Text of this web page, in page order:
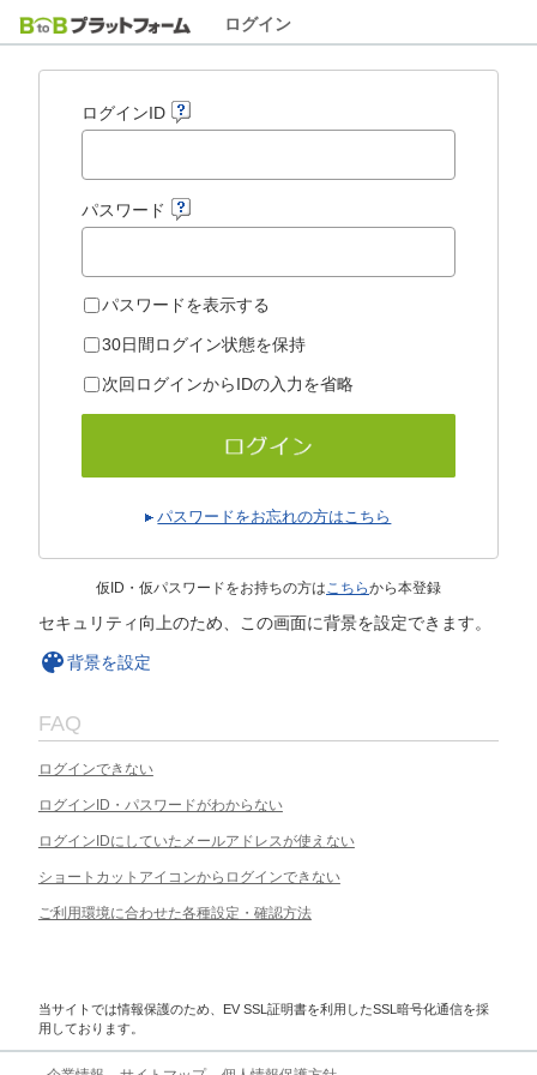
ログイン
ログインID
パスワード
パスワードを表示する
30日間ログイン状態を保持
次回ログインからIDの入力を省略
パスワードをお忘れの方はこちら
仮ID・仮パスワードをお持ちの方はこちらから本登録
セキュリティ向上のため、この画面に背景を設定できます。
背景を設定
FAQ
ログインできない
ログインID・パスワードがわからない
ログインIDにしていたメールアドレスが使えない
ショートカットアイコンからログインできない
ご利用環境に合わせた各種設定・確認方法
当サイトでは情報保護のため、EV SSL証明書を利用したSSL暗号化通信を採
用しております。